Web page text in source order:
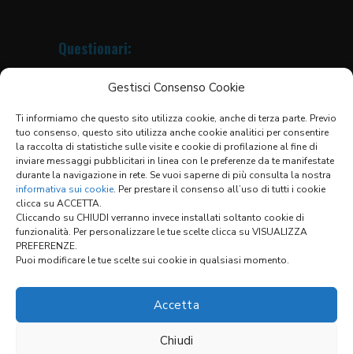
Gestisci Consenso Cookie
Ti informiamo che questo sito utilizza cookie, anche di terza parte. Previo
tuo consenso, questo sito utilizza anche cookie analitici per consentire
la raccolta di statistiche sulle visite e cookie di profilazione al fine di
inviare messaggi pubblicitari in linea con le preferenze da te manifestate
durante la navigazione in rete. Se vuoi saperne di più consulta la nostra
informativa sui cookie. Per prestare il consenso all’uso di tutti i cookie
clicca su ACCETTA.
Cliccando su CHIUDI verranno invece installati soltanto cookie di
funzionalità. Per personalizzare le tue scelte clicca su VISUALIZZA
PREFERENZE.
Puoi modificare le tue scelte sui cookie in qualsiasi momento.
Accetta
Chiudi
Questionari:
Coperture Telescopiche
Soffietti Circolari
Soffietti per Tavole Elevatrici
Soffietti Termosaldati
Soffietti Piani Cuciti
Soffietti Termosaldati Guide Lineari
Scudi X-Y
Lista dei Materiali
Condizioni generali di vendita
Link: